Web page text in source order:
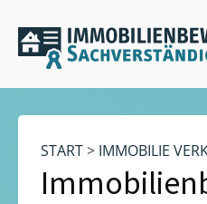
START> IMMOBILIE